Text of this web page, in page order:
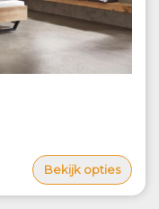
Bekijk opties